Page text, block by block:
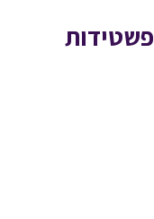
פשטידות